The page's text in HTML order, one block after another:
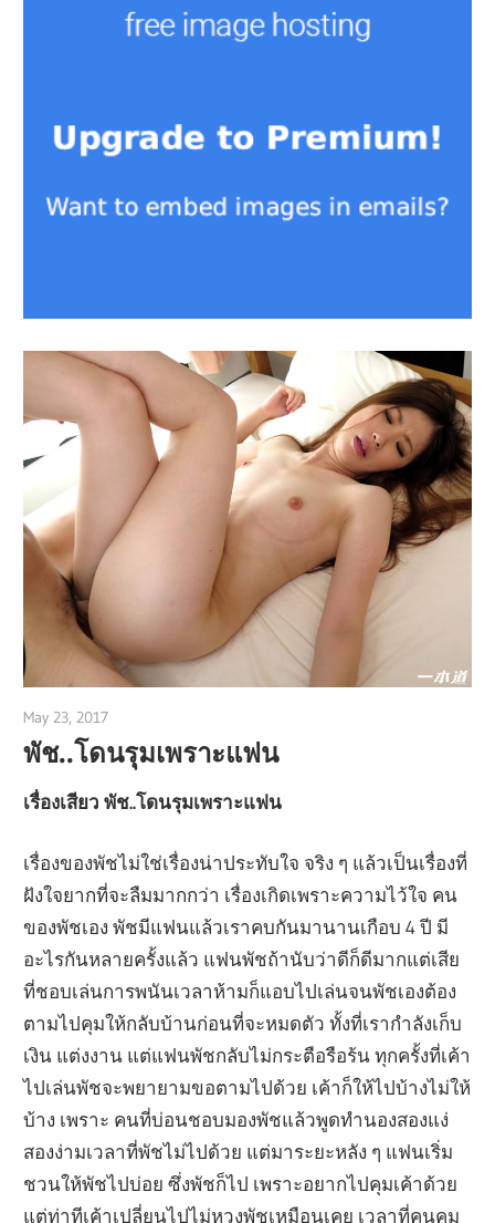
May 23, 2017
พัช..โดนรุมเพราะแฟน
เรื่องเสียว พัช..โดนรุมเพราะแฟน
เรื่องของพัชไม่ใช่เรื่องน่าประทับใจ จริง ๆ แล้วเป็นเรื่องที่
ฝังใจยากที่จะลืมมากกว่า เรื่องเกิดเพราะความไว้ใจ คน
ของพัชเอง พัชมีแฟนแล้วเราคบกันมานานเกือบ 4 ปี มี
อะไรกันหลายครั้งแล้ว แฟนพัชถ้านับว่าดีก็ดีมากแต่เสีย
ที่ชอบเล่นการพนันเวลาห้ามก็แอบไปเล่นจนพัชเองต้อง
ตามไปคุมให้กลับบ้านก่อนที่จะหมดตัว ทั้งที่เรากำลังเก็บ
เงิน แต่งงาน แต่แฟนพัชกลับไม่กระตือรือร้น ทุกครั้งที่เค้า
ไปเล่นพัชจะพยายามขอตามไปด้วย เค้าก็ให้ไปบ้างไม่ให้
บ้าง เพราะ คนที่บ่อนชอบมองพัชแล้วพูดทำนองสองแง่
สองง่ามเวลาที่พัชไม่ไปด้วย แต่มาระยะหลัง ๆ แฟนเริ่ม
ชวนให้พัชไปบ่อย ซึ่งพัชก็ไป เพราะอยากไปคุมเค้าด้วย
แต่ท่าทีเค้าเปลี่ยนไปไม่หวงพัชเหมือนเคย เวลาที่คนคุม